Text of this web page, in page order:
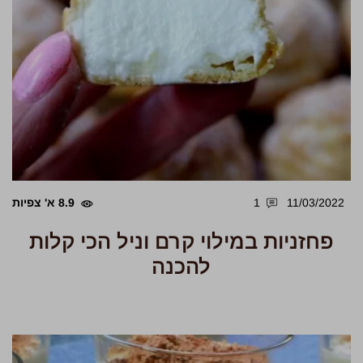
11/03/2022
1 8.9 א' צפיות
פחזניות במילוי קרם וניל הכי קלות
להכנה